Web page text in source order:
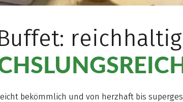
bekömmlich und von herzhaft bis